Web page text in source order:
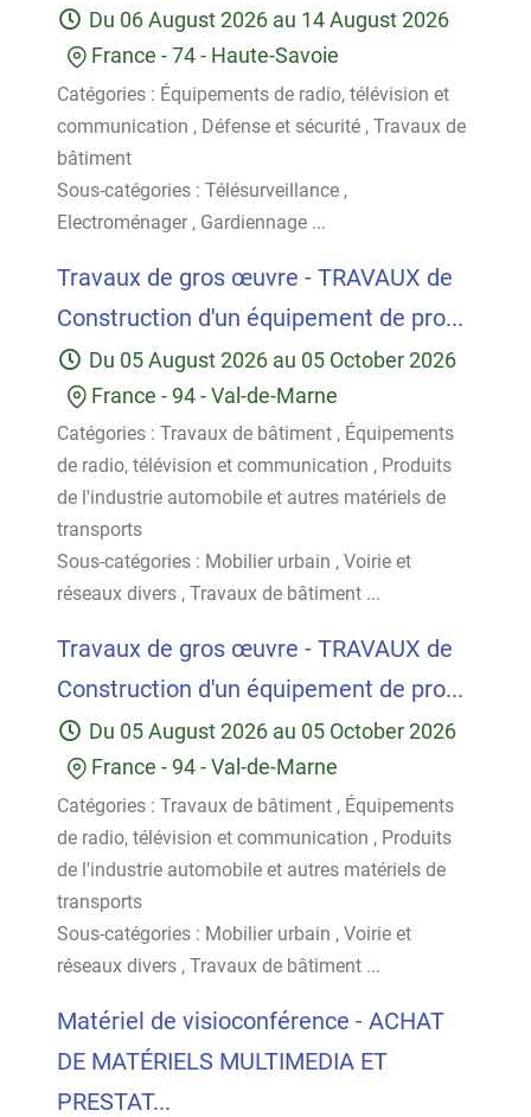
Du 06 August 2026 au 14 August 2026
France -74 - Haute-Savoie
Catégories : Équipements de radio, télévision et
communication , Défense et sécurité , Travaux de
bâtiment
Sous-catégories : Télésurveillance ,
Electroménager , Gardiennage ...
Travaux de gros œuvre - TRAVAUX de
Construction d'un équipement de pro...
Du 05 August 2026 au 05 October 2026
France - 94 - Val-de-Marne
Catégories : Travaux de bâtiment , Équipements
de radio, télévision et communication , Produits
de l'industrie automobile et autres matériels de
transports
Sous-catégories : Mobilier urbain , Voirie et
réseaux divers , Travaux de bâtiment ...
Travaux de gros œuvre - TRAVAUX de
Construction d'un équipement de pro...
Du 05 August 2026 au 05 October 2026
France - 94 - Val-de-Marne
Catégories : Travaux de bâtiment , Équipements
de radio, télévision et communication , Produits
de l'industrie automobile et autres matériels de
transports
Sous-catégories : Mobilier urbain , Voirie et
réseaux divers , Travaux de bâtiment ...
Matériel de visioconférence - ACHAT
DE MATÉRIELS MULTIMEDIA ET
PRESTAT...